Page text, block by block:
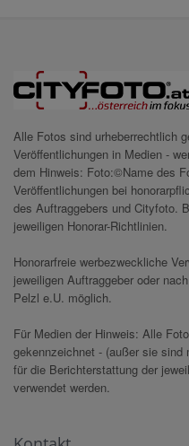
Alle Fotos sind urheberrechtlich
Veröffentlichungen in Medien -
dem Hinweis: Foto:©Name des
Veröffentlichungen bei
des Auftraggebers und Cityfoto.
jeweiligen Honorar-Richtlinien.
Honorarfreie werbezweckliche
jeweiligen Auftraggeber oder
Pelzl e.U. möglich.
Für Medien der Hinweis: Alle
gekennzeichnet - (außer sie
für die Berichterstattung der
verwendet werden.